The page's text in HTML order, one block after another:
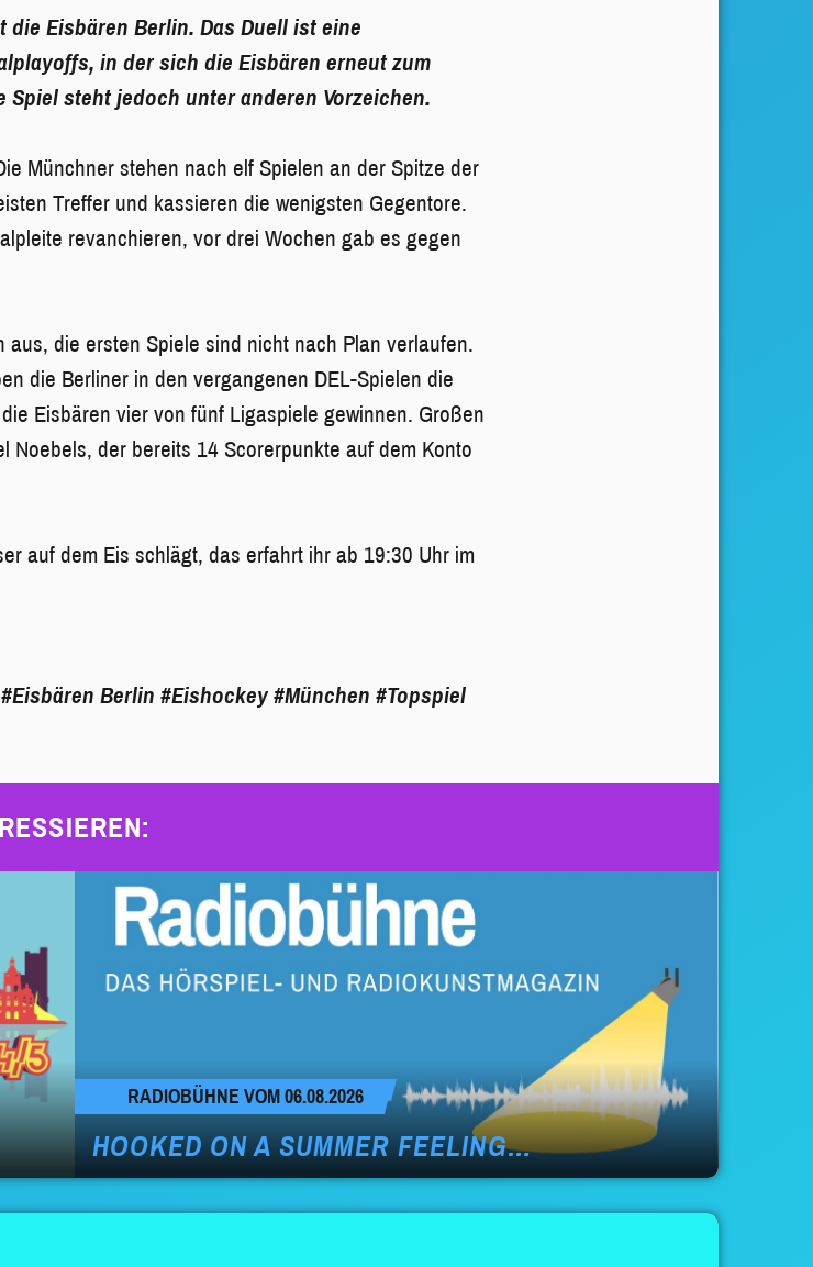
die Eisbären Berlin. Das Duell ist eine
in der sich die Eisbären erneut zum
steht jedoch unter anderen Vorzeichen.
Münchner stehen nach elf Spielen an der Spitze der
Treffer und kassieren die wenigsten Gegentore.
revanchieren, vor drei Wochen gab es gegen
die ersten Spiele sind nicht nach Plan verlaufen.
die Berliner in den vergangenen DEL-Spielen die
Eisbären vier von fünf Ligaspiele gewinnen. Großen
Noebels, der bereits 14 Scorerpunkte auf dem Konto
auf dem Eis schlägt, das erfahrt ihr ab 19:30 Uhr im
#Eisbären Berlin #Eishockey #München #Topspiel
RADIOBÜHNE VOM 06.08.2026
HOOKED ON A SUMMER FEELING…